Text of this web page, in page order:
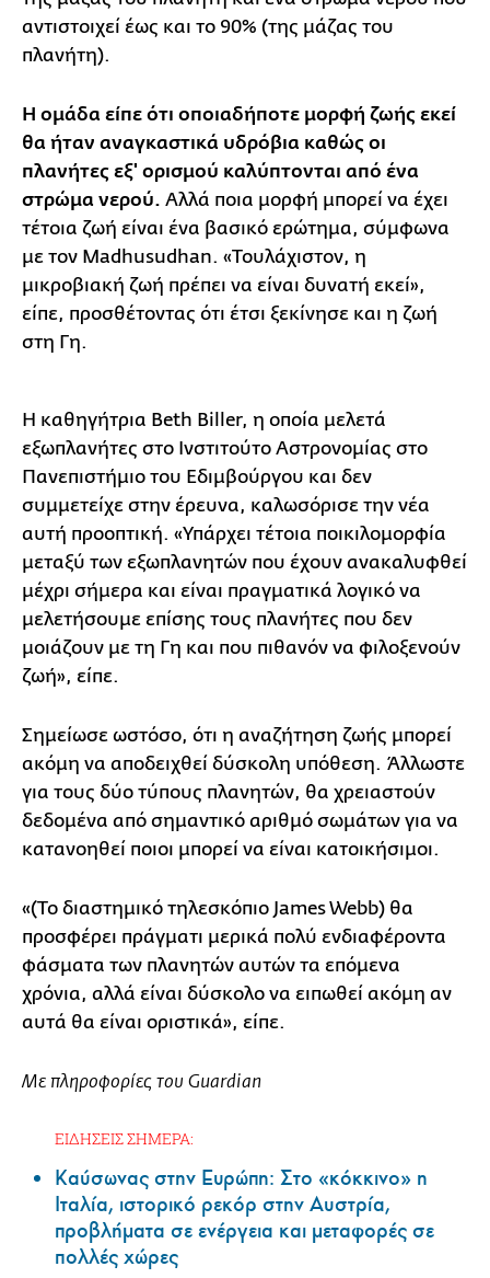
αντιστοιχεί έως και το 90% (της μάζας του
πλανήτη).
Η ομάδα είπε ότι οποιαδήποτε μορφή ζωής εκεί
θα ήταν αναγκαστικά υδρόβια καθώς οι
πλανήτες εξ' ορισμού καλύπτονται από ένα
στρώμα νερού. Αλλά ποια μορφή μπορεί να έχει
τέτοια ζωή είναι ένα βασικό ερώτημα, σύμφωνα
με τον Madhusudhan. «Τουλάχιστον, η
μικροβιακή ζωή πρέπει να είναι δυνατή εκεί»,
είπε, προσθέτοντας ότι έτσι ξεκίνησε και η ζωή
στη Γη.
Η καθηγήτρια Beth Biller, η οποία μελετά
εξωπλανήτες στο Ινστιτούτο Αστρονομίας στο
Πανεπιστήμιο του Εδιμβούργου και δεν
συμμετείχε στην έρευνα, καλωσόρισε την νέα
αυτή προοπτική. «Υπάρχει τέτοια ποικιλομορφία
μεταξύ των εξωπλανητών που έχουν ανακαλυφθεί
μέχρι σήμερα και είναι πραγματικά λογικό να
μελετήσουμε επίσης τους πλανήτες που δεν
μοιάζουν με τη Γη και που πιθανόν να φιλοξενούν
ζωή», είπε.
Σημείωσε ωστόσο, ότι η αναζήτηση ζωής μπορεί
ακόμη να αποδειχθεί δύσκολη υπόθεση. Άλλωστε
για τους δύο τύπους πλανητών, θα χρειαστούν
δεδομένα από σημαντικό αριθμό σωμάτων για να
κατανοηθεί ποιοι μπορεί να είναι κατοικήσιμοι.
«(Το διαστημικό τηλεσκόπιο James Webb) θα
προσφέρει πράγματι μερικά πολύ ενδιαφέροντα
φάσματα των πλανητών αυτών τα επόμενα
χρόνια, αλλά είναι δύσκολο να ειπωθεί ακόμη αν
αυτά θα είναι οριστικά», είπε.
Με πληροφορίες του Guardian
ΕΙΔΗΣΕΙΣ ΣΗΜΕΡΑ:
Καύσωνας στην Ευρώπη: Στο «κόκκινο» η
Ιταλία, ιστορικό ρεκόρ στην Αυστρία,
προβλήματα σε ενέργεια και μεταφορές σε
πολλές χώρες